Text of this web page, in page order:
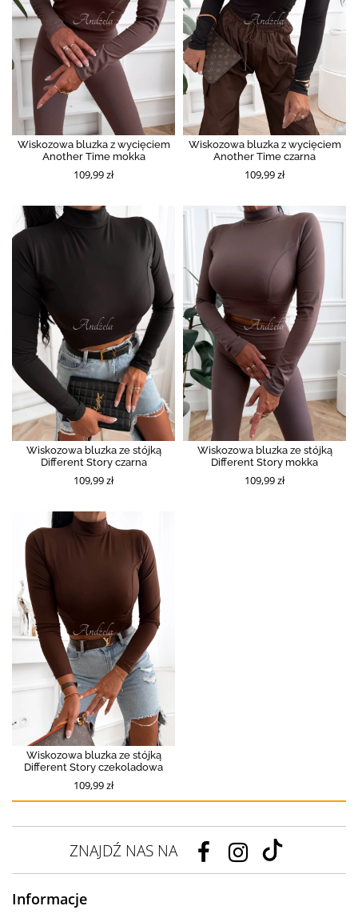
Wiskozowa bluzka z wycięciem
Another Time mokka
109,99 zł
Wiskozowa bluzka z wycięciem
Another Time czarna
109,99 zł
Wiskozowa bluzka ze stójką
Different Story czarna
109,99 zł
Wiskozowa bluzka ze stójką
Different Story mokka
109,99 zł
Wiskozowa bluzka ze stójką
Different Story czekoladowa
109,99 zł
ZNAJDŹ NAS NA
Informacje